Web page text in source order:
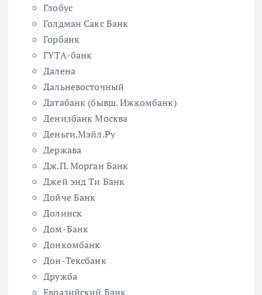
Глобус
Голдман Сакс Банк
Горбанк
ГУТА-банк
Далена
Дальневосточный
Датабанк (бывш. Ижкомбанк)
Денизбанк Москва
Деньги.Мэйл.Ру
Держава
Дж.П. Морган Банк
Джей энд Ти Банк
Дойче Банк
Долинск
Дом-Банк
Донкомбанк
Дон-Тексбанк
Дружба
Евразийский Банк